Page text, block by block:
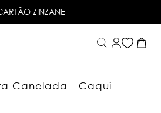
6X SEM JUROSNO CARTÃO DE CRÉDITO
ZINZANE
Canelada - Caqui